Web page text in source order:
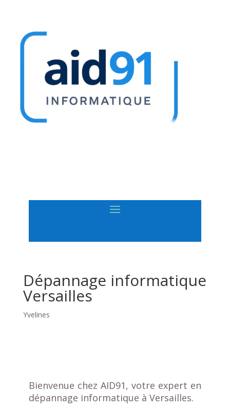
Dépannage informatique
Versailles
Yvelines
Bienvenue chez AID91, votre expert en
dépannage informatique à Versailles.